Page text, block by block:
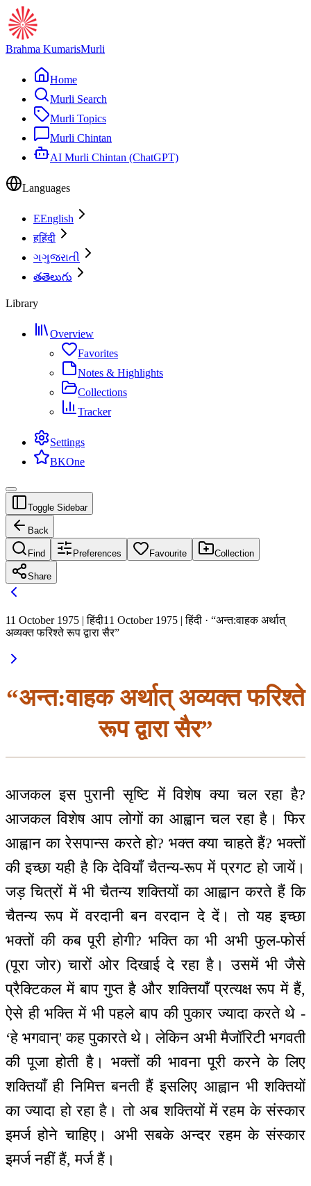
Brahma KumarisMurli
Home
Murli Search
Murli Topics
Murli Chintan
AI Murli Chintan (ChatGPT)
Languages
EEnglish
हहिंदी
ગગુજરાતી
తతెలుగు
Library
Overview
Favorites
Notes & Highlights
Collections
Tracker
Settings
BKOne
Toggle Sidebar
Back
Find Preferences Favourite Collection
Share
11 October 1975 | हिंदी11 October 1975 | हिंदी · “अन्त:वाहक अर्थात्
अव्यक्त फरिश्ते रूप द्वारा सैर”
“अन्त:वाहक अर्थात् अव्यक्त फरिश्ते
रूप द्वारा सैर”
आजकल इस पुरानी सृष्टि में विशेष क्या चल रहा है?
आजकल विशेष आप लोगों का आह्वान चल रहा है। फिर
आह्वान का रेसपान्स करते हो? भक्त क्या चाहते हैं? भक्तों
की इच्छा यही है कि देवियाँ चैतन्य-रूप में प्रगट हो जायें।
जड़ चित्रों में भी चैतन्य शक्तियों का आह्वान करते हैं कि
चैतन्य रूप में वरदानी बन वरदान दे दें। तो यह इच्छा
भक्तों की कब पूरी होगी? भक्ति का भी अभी फुल-फोर्स
(पूरा जोर) चारों ओर दिखाई दे रहा है। उसमें भी जैसे
प्रैक्टिकल में बाप गुप्त है और शक्तियाँ प्रत्यक्ष रूप में हैं,
ऐसे ही भक्ति में भी पहले बाप की पुकार ज्यादा करते थे -
‘हे भगवान्' कह पुकारते थे। लेकिन अभी मैजॉरिटी भगवती
की पूजा होती है। भक्तों की भावना पूरी करने के लिए
शक्तियाँ ही निमित्त बनती हैं इसलिए आह्वान भी शक्तियों
का ज्यादा हो रहा है। तो अब शक्तियों में रहम के संस्कार
इमर्ज होने चाहिए। अभी सबके अन्दर रहम के संस्कार
इमर्ज नहीं हैं, मर्ज हैं।